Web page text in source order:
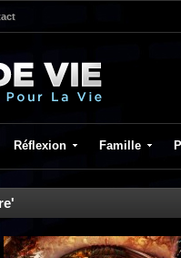
Réflexion Famille